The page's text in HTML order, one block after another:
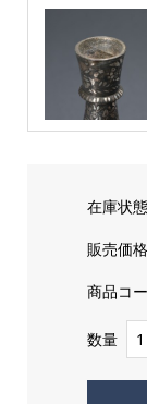
在庫状
販売価格
商品コ
数量